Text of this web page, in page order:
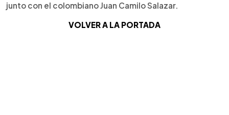
junto con el colombiano Juan Camilo Salazar.
VOLVER A LA PORTADA